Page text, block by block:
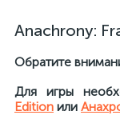
Anachrony:
Обратите
Для игры
Edition или